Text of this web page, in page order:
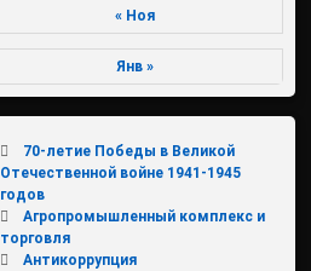
« Ноя
Янв »
70-летие Победы в Великой
Отечественной войне 1941-1945
годов
Агропромышленный комплекс и
торговля
Антикоррупция